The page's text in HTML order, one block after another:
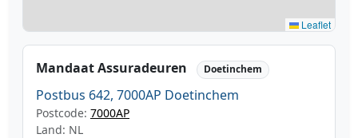
Leaflet
Mandaat Assuradeuren Doetinchem
Postbus 642, 7000AP Doetinchem
Postcode: 7000AP
Land: NL